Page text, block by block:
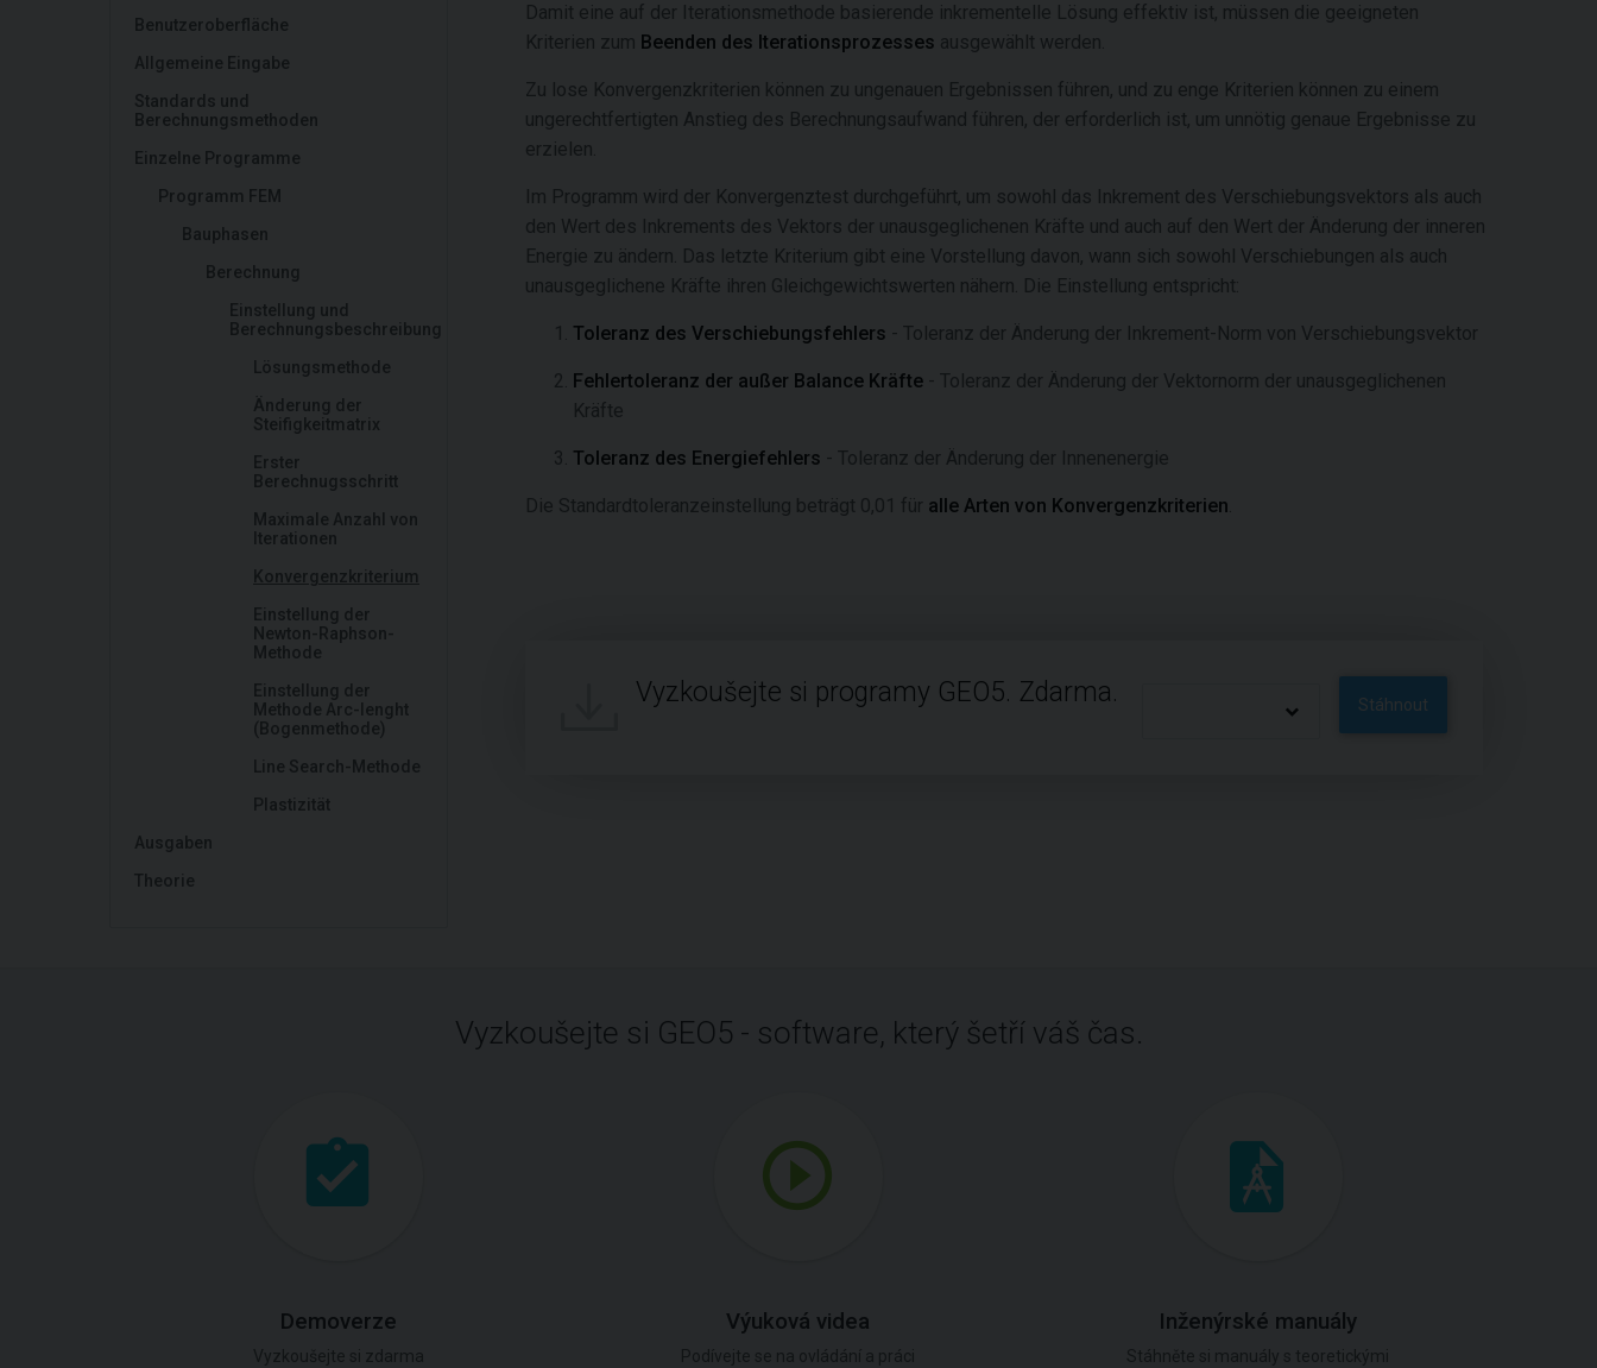
Benutzeroberfläche
Allgemeine Eingabe
Standards und
Berechnungsmethoden
Einzelne Programme
Programm FEM
Bauphasen
Berechnung
Einstellung und
Berechnungsbeschreibung
Lösungsmethode
Änderung der
Steifigkeitmatrix
Erster
Berechnugsschritt
Maximale Anzahl von
Iterationen
Konvergenzkriterium
Einstellung der
Newton-Raphson-
Methode
Einstellung der
Methode Arc-lenght
(Bogenmethode)
Line Search-Methode
Plastizität
Ausgaben
Theorie
Damit eine auf der Iterationsmethode basierende inkrementelle Lösung effektiv ist, müssen die geeigneten
Kriterien zum Beenden des Iterationsprozesses ausgewählt werden.
Zu lose Konvergenzkriterien können zu ungenauen Ergebnissen führen, und zu enge Kriterien können zu einem
ungerechtfertigten Anstieg des Berechnungsaufwand führen, der erforderlich ist, um unnötig genaue Ergebnisse zu
erzielen.
Im Programm wird der Konvergenztest durchgeführt, um sowohl das Inkrement des Verschiebungsvektors als auch
den Wert des Inkrements des Vektors der unausgeglichenen Kräfte und auch auf den Wert der Änderung der inneren
Energie zu ändern. Das letzte Kriterium gibt eine Vorstellung davon, wann sich sowohl Verschiebungen als auch
unausgeglichene Kräfte ihren Gleichgewichtswerten nähern. Die Einstellung entspricht:
Toleranz des Verschiebungsfehlers - Toleranz der Änderung der Inkrement-Norm von Verschiebungsvektor
Fehlertoleranz der außer Balance Kräfte - Toleranz der Änderung der Vektornorm der unausgeglichenen
Kräfte
Toleranz des Energiefehlers - Toleranz der Änderung der Innenenergie
Die Standardtoleranzeinstellung beträgt 0,01 für alle Arten von Konvergenzkriterien
Vyzkoušejte si programy GEO5. Zdarma. Stáhnout
Vyzkoušejte si GEO5 - software, který šetří váš čas.
Demoverze Výuková videa Inženýrské manuály